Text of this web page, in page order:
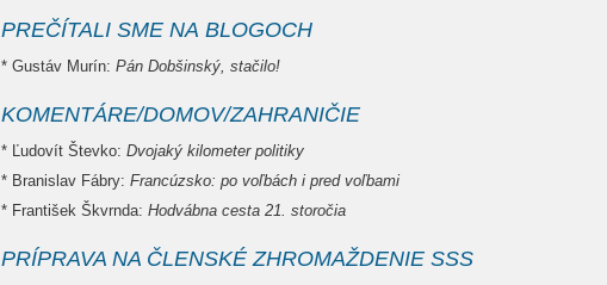
PREČÍTALI SME NA BLOGOCH
* Gustáv Murín: Pán Dobšinský, stačilo!
KOMENTÁRE/DOMOV/ZAHRANIČIE
* Ľudovít Števko: Dvojaký kilometer politiky
* Branislav Fábry: Francúzsko: po voľbách i pred voľbami
* František Škvrnda: Hodvábna cesta 21. storočia
PRÍPRAVA NA ČLENSKÉ ZHROMAŽDENIE SSS